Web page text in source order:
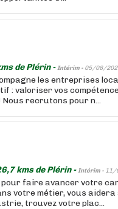
de Plérin -Intérim - 05/08/
les entreprises
: valoriser vos
recrutons pour n...
kms de Plérin -Intérim - 11/
pour faire avancer votre
votre métier, vous
trouvez votre plac...